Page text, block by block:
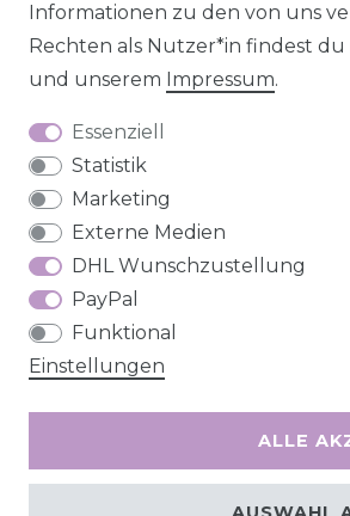
Informationen zu den von uns
Rechten als Nutzer*in findest du
und unserem Impressum.
Essenziell
Statistik
Marketing
Externe Medien
DHL Wunschzustellung
PayPal
Funktional
Einstellungen
ALLE